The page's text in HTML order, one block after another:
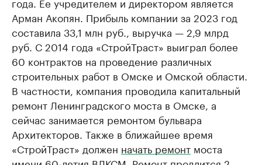
Арман Акопян. Прибыль компании за 2023 год
составила 33,1 млн руб., выручка — 2,9 млрд
руб. С 2014 года «СтройТраст» выиграл более
60 контрактов на проведение различных
строительных работ в Омске и Омской области.
В частности, компания проводила капитальный
ремонт Ленинградского моста в Омске, а
сейчас занимается ремонтом бульвара
Архитекторов. Также в ближайшее время
«СтройТраст» должен начать ремонт моста